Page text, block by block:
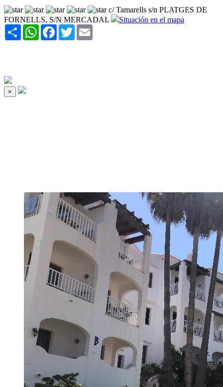
c/ Tamarells s/n PLATGES DE
FORNELLS, S/N MERCADAL
Situación en el mapa
Share WhatsAppFacebook
Twitter
×